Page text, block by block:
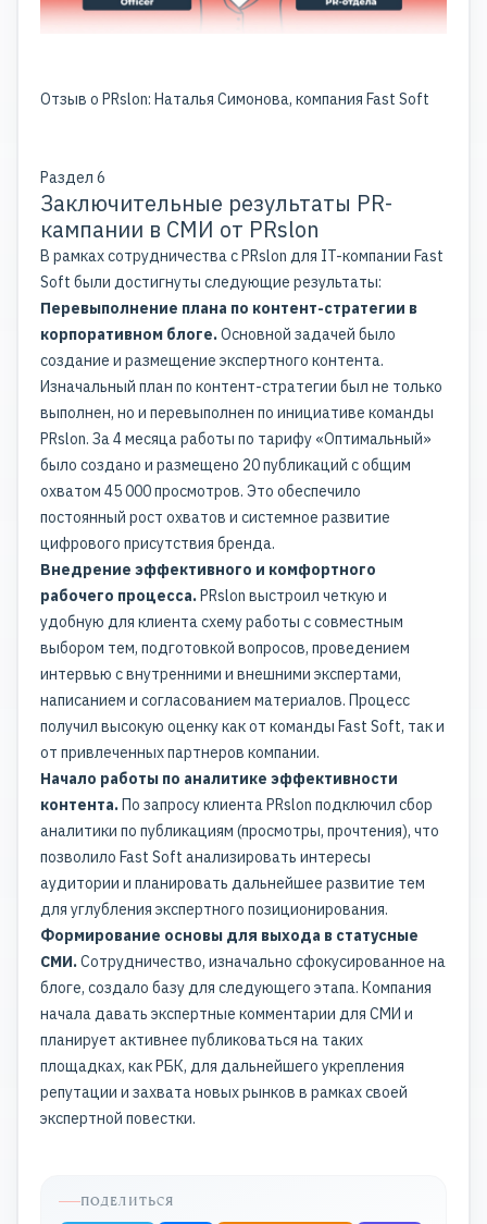
Отзыв о PRslon: Наталья Симонова, компания Fast Soft
Раздел 6
Заключительные результаты PR-
кампании в СМИ от PRslon
В рамках сотрудничества с PRslon для IT-компании Fast
Soft были достигнуты следующие результаты:
Перевыполнение плана по контент-стратегии в
корпоративном блоге.Основной задачей было
создание и размещение экспертного контента.
Изначальный план по контент-стратегии был не только
выполнен, но и перевыполнен по инициативе команды
PRslon. За 4 месяца работы по тарифу «Оптимальный»
было создано и размещено 20 публикаций с общим
охватом 45 000 просмотров. Это обеспечило
постоянный рост охватов и системное развитие
цифрового присутствия бренда.
Внедрение эффективного и комфортного
рабочего процесса.PRslon выстроил четкую и
удобную для клиента схему работы с совместным
выбором тем, подготовкой вопросов, проведением
интервью с внутренними и внешними экспертами,
написанием и согласованием материалов. Процесс
получил высокую оценку как от команды Fast Soft, так и
от привлеченных партнеров компании.
Начало работы по аналитике эффективности
контента.По запросу клиента PRslon подключил сбор
аналитики по публикациям (просмотры, прочтения), что
позволило Fast Soft анализировать интересы
аудитории и планировать дальнейшее развитие тем
для углубления экспертного позиционирования.
Формирование основы для выхода в статусные
СМИ.Сотрудничество, изначально сфокусированное на
блоге, создало базу для следующего этапа. Компания
начала давать экспертные комментарии для СМИ и
планирует активнее публиковаться на таких
площадках, как РБК, для дальнейшего укрепления
репутации и захвата новых рынков в рамках своей
экспертной повестки.
ПОДЕЛИТЬСЯ